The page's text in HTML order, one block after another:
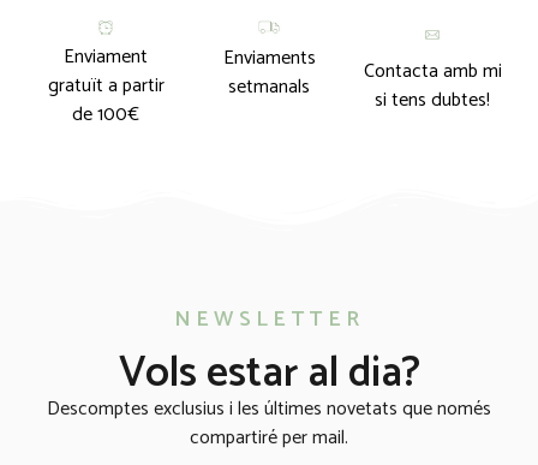
Enviament
gratuït a partir
de 100€
Enviaments
setmanals
Contacta amb mi
si tens dubtes!
NEWSLETTER
Vols estar al dia?
Descomptes exclusius i les últimes novetats que només
compartiré per mail.